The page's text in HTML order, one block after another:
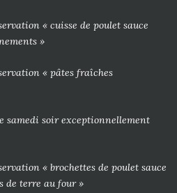
« cuisse de poulet sauce
»
« pâtes fraîches
samedi soir exceptionnellement
« brochettes de poulet sauce
de terre au four »